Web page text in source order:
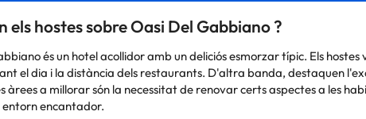
els hostes sobre Oasi Del Gabbiano ?
és un hotel acollidor amb un deliciós esmorzar típic. Els
el dia i la distància dels restaurants. D'altra banda, destaquen
àrees a millorar són la necessitat de renovar certs aspectes a les
entorn encantador.